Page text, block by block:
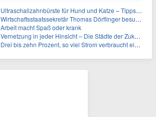
Ultraschallzahnbürste für Hund und Katze – Tipps zur erfolgreichen Eingewöhnung
Wirtschaftsstaatssekretär Thomas Dörflinger besucht Handwerksbetrieb im Kammerbezirk Freiburg
Arbeit macht Spaß oder krank
Vernetzung in jeder Hinsicht – Die Städte der Zukunft sind grün-blau
Drei bis zehn Prozent, so viel Strom verbraucht ein Aufzug im Gebäude